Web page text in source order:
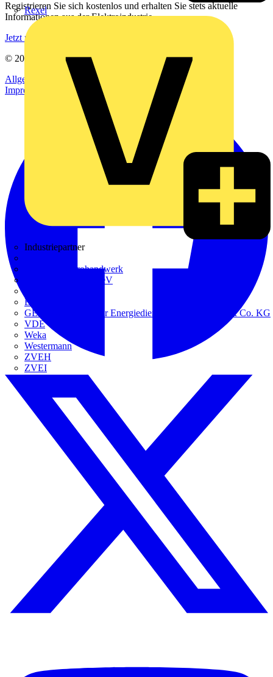
Rexel
Industriepartner
de - das Elektrohandwerk
ETIM Deutschland eV
Europacable
GED Gesellschaft für Energiedienstleistung - GmbH & Co. KG
VDE
Weka
Westermann
ZVEH
ZVEI
Registrieren Sie sich kostenlos und erhalten Sie stets aktuelle
Informationen aus der Elektroindustrie.
Jetzt registrieren
© 2002-
Voltimum
Allgemeine Geschäftsbedingungen
Datenschutzerklärung
Impressum